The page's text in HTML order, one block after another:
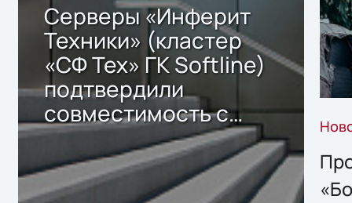
Серверы «Инферит
Техники» (кластер
«СФ Тех» ГК Softline)
подтвердили
совместимость с
решением Sharx
Storage 2.x для
хранения данных